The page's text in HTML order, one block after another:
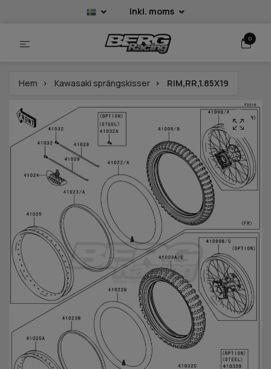
Inkl. moms
0
Hem Kawasaki sprängskisser RIM,RR,1.85X19